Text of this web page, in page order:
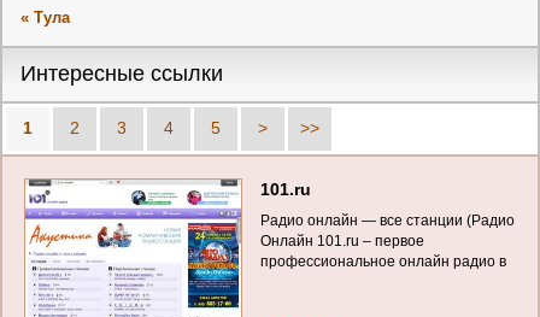
« Тула
Интересные ссылки
1 2 3 4 5 > >>
101.ru
Радио онлайн — все станции (Радио
Онлайн 101.ru – первое
профессиональное онлайн радио в